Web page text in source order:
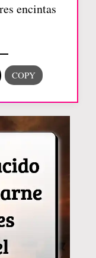
encintas